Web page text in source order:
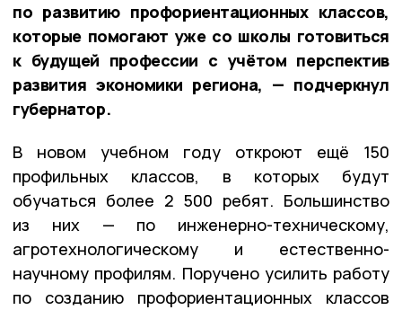
по развитию профориентационных классов,
которые помогают уже со школы готовиться
к будущей профессии с учётом перспектив
развития экономики региона, — подчеркнул
губернатор.
В новом учебном году откроют ещё 150
профильных классов, в которых будут
обучаться более 2 500 ребят. Большинство
из них — по инженерно-техническому,
агротехнологическому и естественно-
научному профилям. Поручено усилить работу
по созданию профориентационных классов